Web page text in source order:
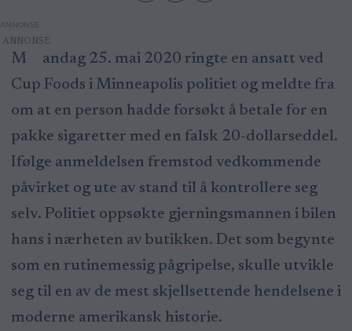
ANNONSE
Mandag 25. mai 2020 ringte en ansatt ved
Cup Foods i Minneapolis politiet og meldte fra
om at en person hadde forsøkt å betale for en
pakke sigaretter med en falsk 20-dollarseddel.
Ifølge anmeldelsen fremstod vedkommende
påvirket og ute av stand til å kontrollere seg
selv. Politiet oppsøkte gjerningsmannen i bilen
hans i nærheten av butikken. Det som begynte
som en rutinemessig pågripelse, skulle utvikle
seg til en av de mest skjellsettende hendelsene i
moderne amerikansk historie.